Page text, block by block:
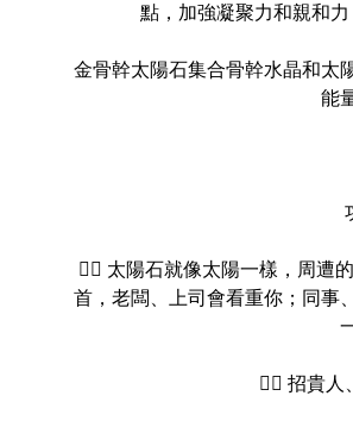
點，加強凝聚力和親和力
金骨幹太陽石集合骨幹水晶和太
能
👉🏻 太陽石就像太陽一樣，周
首，老闆、上司會看重你；同事
👉🏻 招貴